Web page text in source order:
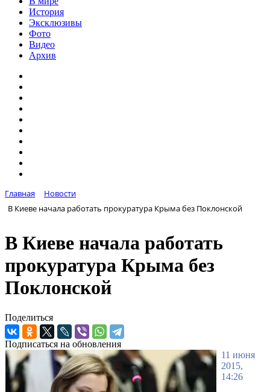
История
Эксклюзивы
Фото
Видео
Архив
Главная
Новости
В Киеве начала работать прокуратура Крыма без Поклонской
В Киеве начала работать
прокуратура Крыма без
Поклонской
Поделиться
Подписаться на обновления
11 июня
2015,
14:26